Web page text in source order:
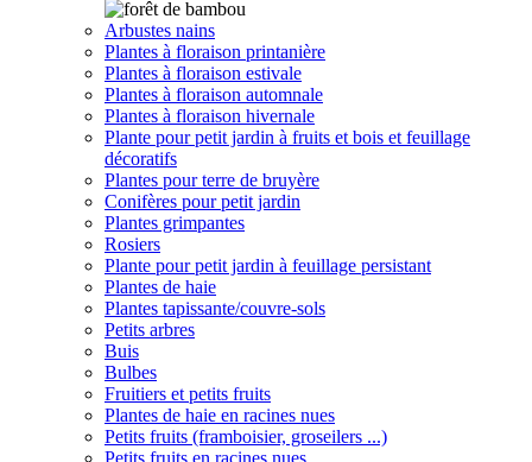
Arbustes nains
Plantes à floraison printanière
Plantes à floraison estivale
Plantes à floraison automnale
Plantes à floraison hivernale
Plante pour petit jardin à fruits et bois et feuillage
décoratifs
Plantes pour terre de bruyère
Conifères pour petit jardin
Plantes grimpantes
Rosiers
Plante pour petit jardin à feuillage persistant
Plantes de haie
Plantes tapissante/couvre-sols
Petits arbres
Buis
Bulbes
Fruitiers et petits fruits
Plantes de haie en racines nues
Petits fruits (framboisier, groseilers ...)
Petits fruits en racines nues